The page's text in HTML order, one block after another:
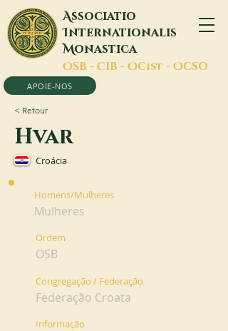
Associatio
Internationalis
Monastica
OSB - CIB - OCist - OCSO
APOIE-NOS
< Retour
Hvar
Croácia
Homens/Mulheres
Mulheres
Ordem
OSB
Congregação / Federação
Federação Croata
Informação